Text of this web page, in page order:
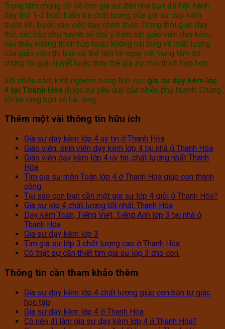
Trung tâm chúng tôi sẽ cho gia sư đến nhà bạn để tiến hành
dạy thử 1-2 buổi kiểm tra chất lượng của gia sư dạy kèm
trước khi bước vào việc dạy chính thức. Trong thời gian dạy
thử, các bậc phụ huynh sẽ chú ý bám sát giáo viên dạy kèm,
nếu thấy không thích hợp hoặc không hài lòng về chất lượng
của giáo viên thì bạn có thể liên hệ ngay với trung tâm để
chúng tôi giải quyết hoặc thay thế gia sư mới thích hợp hơn.
Với nhiều năm kinh nghiệm trong lĩnh vực gia sư dạy kèm lớp
4 tại Thanh Hóa được sự yêu quý của nhiều phụ huynh. Chúng
tôi tin rằng bạn sẽ hài lòng.
Thêm một vài thông tin hữu ích
Gia sư dạy kèm lớp 4 uy tín ở Thanh Hóa
Giáo viên, sinh viên dạy kèm lớp 4 tại nhà ở Thanh Hóa
Giáo viên dạy kèm lớp 4 uy tín, chất lượng nhất Thanh
Hóa
Tìm gia sư môn Toán lớp 4 ở Thanh Hóa giúp con thành
công
Tại sao con bạn cần một gia sư lớp 4 giỏi ở Thanh Hóa?
Gia sư lớp 4 chất lượng tốt nhất Thanh Hóa
Dạy kèm Toán, Tiếng Viêt, Tiếng Anh lớp 3 tại nhà ở
Thanh Hóa
Gia sư dạy kèm lớp 3
Tìm gia sư lớp 3 chất lượng cao ở Thanh Hóa
Có thật sự cần thiết tìm gia sư lớp 3 cho con.
Thông tin cần tham khảo thêm
Gia sư dạy kèm lớp 4 chất lượng giúp con bạn tự giác
học tập
Gia sư dạy kèm lớp 4 ở Thanh Hóa
Có nên đi làm gia sư dạy kèm lớp 4 ở Thanh Hóa?